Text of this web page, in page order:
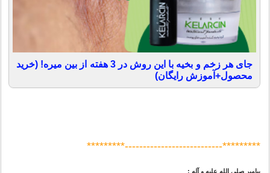
جای هر زخم و بخیه با این روش در 3 هفته از بین میره! (خرید
محصول+آموزش رایگان)
*********---------------------------*********
پيامبر صلى ‏الله ‏عليه ‏و ‏آله :